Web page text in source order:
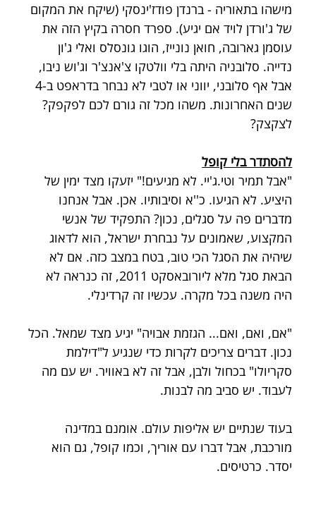
מישהו בתאוריה - ברנדן פודז'ינסקי (שיקח את המקום
של ג'ורדן לויד אם יגיע). ספרד חסרה בקיץ הזה את
עוסמן גארובה, חואן נונייז, הוגו גונסלס ואלי ג'ון
נדייה. סלובניה היתה בלי וולטקו צ'אנצ'ר וג'וש ניבו,
אבל אף סלובני, יווני או לטבי לא נבחר בדראפט ב-4
שנים האחרונות. משהו מכל זה גורם לכם לפקפק?
לצקצק?
להסתדר בלי קופל
"אבל תמיר וטי.ג'יי. לא מגיעים!" יזעקו מצד ימין של
היציע. לא הגיעו. כ''א וסיבותיו. אכן. אבל אנחנו
מדברים פה על סגלים, נכון? התפקיד של אנשי
המקצוע, שאמונים על נבחרת ישראל, הוא לדאוג
שיהיה את הסגל הכי טוב, בטח במצב כזה. אם לא
הבאת סגל מלא ליורובאסקט 2011, זה כנראה לא
היה משנה בכל מקרה. עכשיו זה קרדינלי.
"אם, ואם, ואם... הגזמת אבויה" יגיע מצד שמאל. הכל
נכון. דברים צריכים לקרות כדי שנגיע ל"דילמת
סקריולו" בכחול ולבן, אבל זה לא באוויר. יש עם מה
לעבוד. יש סביב מה לבנות.
בעוד שנתיים יש אליפות עולם. אומנם במדינה
מורכבת, אבל דברו עם אוריך, וכמו קופל, גם הוא
יסדר. כרטיסים.